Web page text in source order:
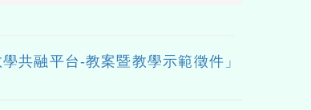
共融平台-教案暨教學示範徵件」